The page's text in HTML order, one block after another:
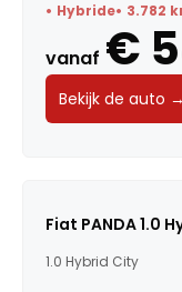
Hybride 3.782
vanaf €
Bekijk de auto →
Fiat PANDA 1.0
1.0 Hybrid City